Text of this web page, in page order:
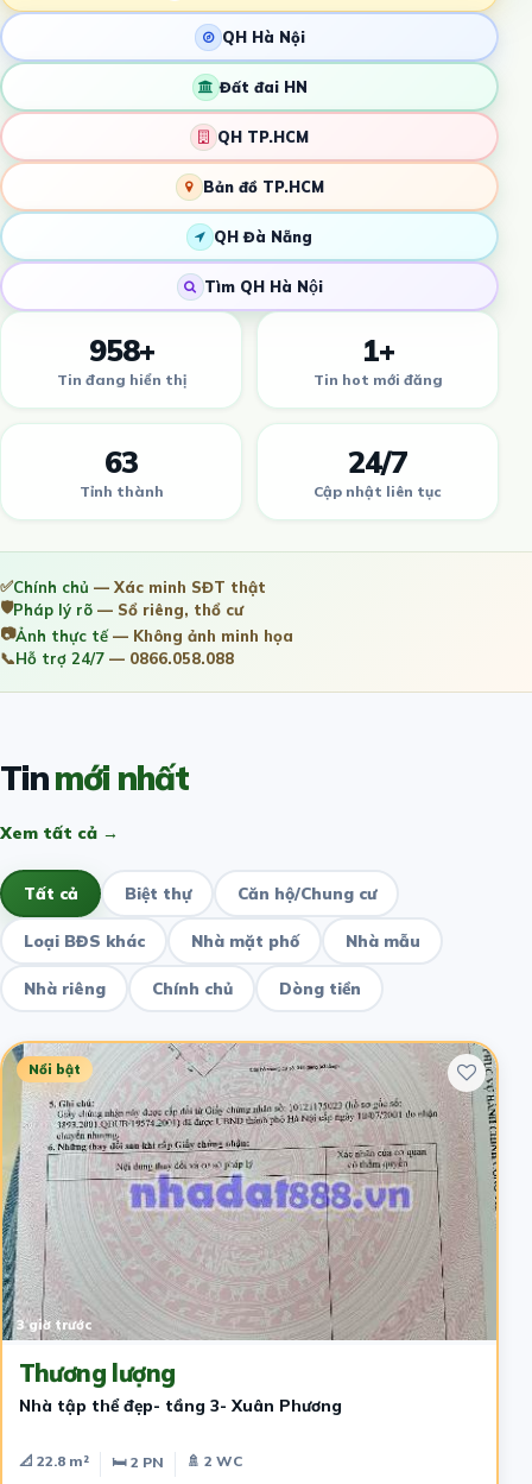
QH Hà Nội
Đất đai HN
QH TP.HCM
Bản đồ TP.HCM
QH Đà Nẵng
Tìm QH Hà Nội
958+
Tin đang hiển thị
1+
Tin hot mới đăng
63
Tỉnh thành
24/7
Cập nhật liên tục
✅Chính chủ — Xác minh SĐT thật
🛡️Pháp lý rõ — Sổ riêng, thổ cư
📷Ảnh thực tế— Không ảnh minh họa
📞Hỗ trợ 24/7 — 0866.058.088
Tinmới nhất
Xem tất cả →
Tất cả Biệt thự Căn hộ/Chung cư
Loại BĐS khác Nhà mặt phố Nhà mẫu
Nhà riêng Chính chủ Dòng tiền
Nổi bật
3 giờ trước
Thương lượng
Nhà tập thể đẹp- tầng 3- Xuân Phương
📐 22.8 m² 🛏 2 PN
🚿 2 WC